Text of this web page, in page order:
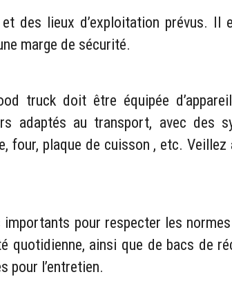
des lieux d’exploitation prévus. Il
marge de sécurité.
truck doit être équipée
adaptés au transport, avec des
plaque de cuisson , etc.
pour respecter les
quotidienne, ainsi que de bacs de
pour l’entretien.